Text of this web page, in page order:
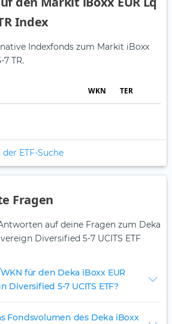
Index
Indexfonds zum Markit iBoxx
TR.
WKN TER
ETF-Suche
Fragen
auf deine Fragen zum Deka
Diversified 5-7 UCITS ETF
für den Deka iBoxx EUR
Diversified 5-7 UCITS ETF?
Fondsvolumen des Deka iBoxx